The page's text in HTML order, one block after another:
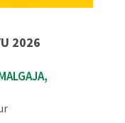
2026